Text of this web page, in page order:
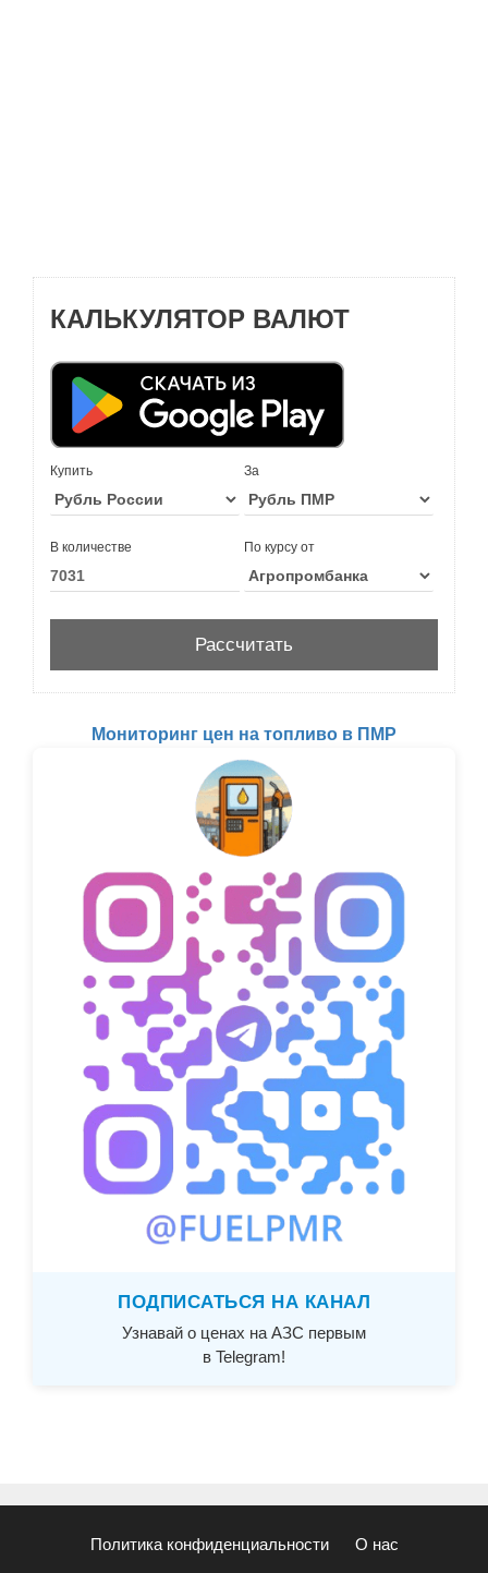
КАЛЬКУЛЯТОР ВАЛЮТ
Купить За
В количестве По курсу от
Мониторинг цен на топливо в ПМР
ПОДПИСАТЬСЯ НА КАНАЛ
Узнавай о ценах на АЗС первым
в Telegram!
Политика конфиденциальности О нас